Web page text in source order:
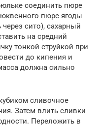
соединить пюре
пюре ягоды
сито), сахарный
на средний
тонкой струйкой при
до кипения и
должна сильно
сливочное
Затем влить сливки
Переложить в